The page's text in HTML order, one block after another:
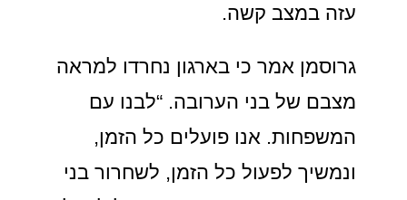
עזה במצב קשה.
גרוסמן אמר כי בארגון נחרדו למראה
מצבם של בני הערובה. “לבנו עם
המשפחות. אנו פועלים כל הזמן,
ונמשיך לפעול כל הזמן, לשחרור בני